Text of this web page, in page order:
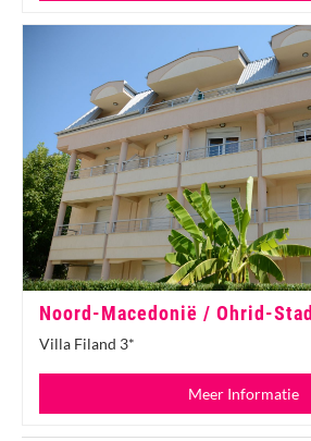
Noord-Macedonië / Ohrid-Stad
Villa Filand 3*
Meer Informatie